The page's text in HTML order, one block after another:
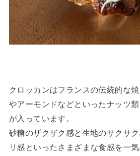
クロッカンはフランスの伝統的な
やアーモンドなどといったナッツ
が入っています。
砂糖のザクザク感と生地のサクサ
リ感といったさまざまな食感を一